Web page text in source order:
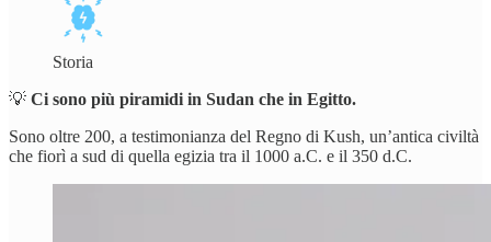
Storia
💡 Ci sono più piramidi in Sudan che in Egitto.
Sono oltre 200, a testimonianza del Regno di Kush, un’antica civiltà
che fiorì a sud di quella egizia tra il 1000 a.C. e il 350 d.C.